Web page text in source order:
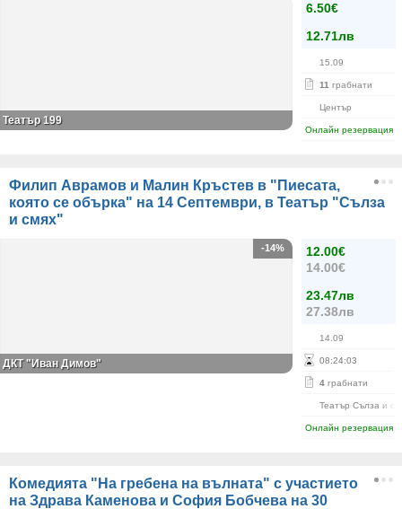
6.50€
12.71лв
15.09
11 грабнати
Център
Онлайн резервация
Театър 199
Филип Аврамов и Малин Кръстев в "Пиесата,
която се обърка" на 14 Септември, в Театър "Сълза
и смях"
12.00€
14.00€
23.47лв
27.38лв
14.09
08:24:03
4 грабнати
Театър Сълза и
Онлайн резервация
-14%
ДКТ "Иван Димов"
Комедията "На гребена на вълната" с участието
на Здрава Каменова и София Бобчева на 30